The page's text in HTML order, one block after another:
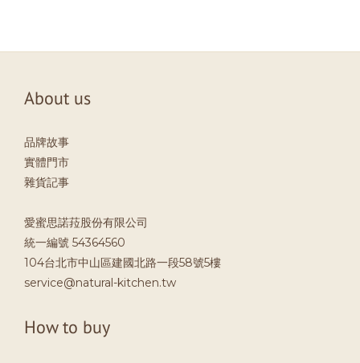
About us
品牌故事
實體門市
雜貨記事
愛蜜思諾菈股份有限公司
統一編號 54364560
104台北市中山區建國北路一段58號5樓
service@natural-kitchen.tw
How to buy